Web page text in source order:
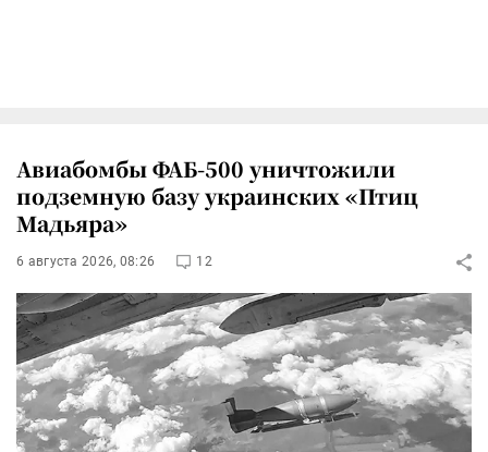
Авиабомбы ФАБ-500 уничтожили
подземную базу украинских «Птиц
Мадьяра»
6 августа 2026, 08:26 12